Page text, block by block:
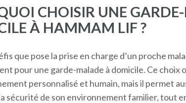
CHOISIR UNE
À HAMMAM LIF ?
que pose la prise en charge d’un proche
pour une garde-malade à domicile. Ce choix
personnalisé et humain, mais il permet
sécurité de son environnement familier, tout